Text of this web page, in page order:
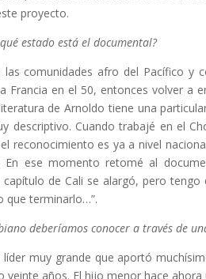
proyecto.
estado está el documental?
las comunidades afro del Pacífico y
Francia en el 50, entonces volver a
de Arnoldo tiene una
descriptivo. Cuando trabajé en el
reconocimiento es ya a nivel
En ese momento retomé al
de Cali se alargó, pero
que terminarlo…”.
deberíamos conocer a través de
líder muy grande que aportó
veinte años. El hijo menor hace ahora